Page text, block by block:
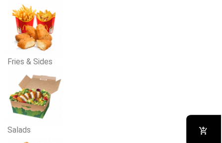
Fries & Sides
Salads